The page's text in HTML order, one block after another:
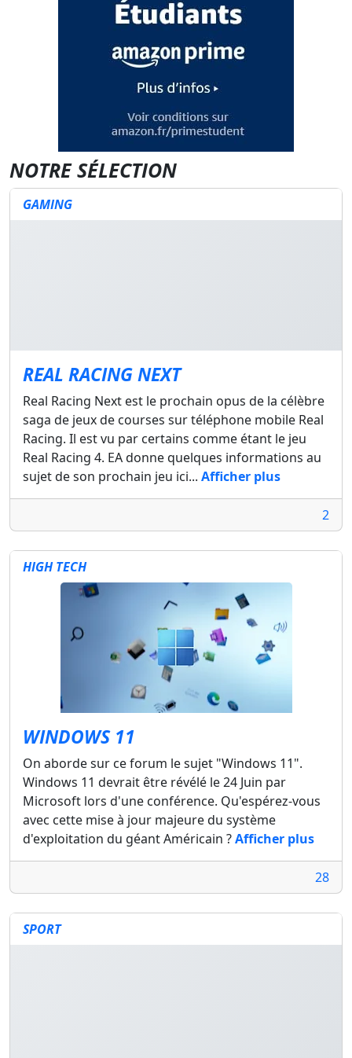
NOTRE SÉLECTION
GAMING
REAL RACING NEXT
Real Racing Next est le prochain opus de la célèbre
saga de jeux de courses sur téléphone mobile Real
Racing. Il est vu par certains comme étant le jeu
Real Racing 4. EA donne quelques informations au
sujet de son prochain jeu ici... Afficher plus
2
HIGH TECH
WINDOWS 11
On aborde sur ce forum le sujet "Windows 11".
Windows 11 devrait être révélé le 24 Juin par
Microsoft lors d'une conférence. Qu'espérez-vous
avec cette mise à jour majeure du système
d'exploitation du géant Américain ?Afficher plus
28
SPORT